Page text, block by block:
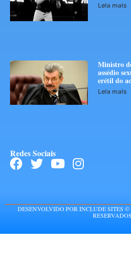
Leia mais
Ministro
assédio
erétil do
Leia mais
Redes Sociais
DESENVOLVIDO POR INCLUDE SITES ©
RESERVADOS